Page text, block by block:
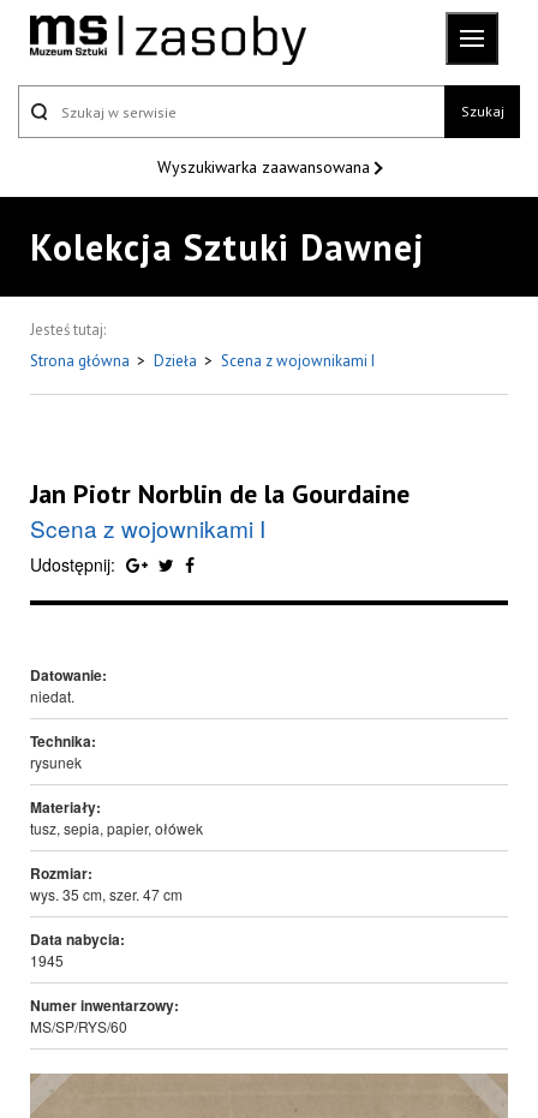
Szukaj
Wyszukiwarka zaawansowana
Kolekcja Sztuki Dawnej
Jesteś tutaj:
Strona główna > Dzieła > Scena z wojownikami I
Jan Piotr Norblin de la Gourdaine
Scena z wojownikami I
Udostępnij:
Datowanie:
niedat.
Technika:
rysunek
Materiały:
tusz, sepia, papier, ołówek
Rozmiar:
wys. 35 cm, szer. 47 cm
Data nabycia:
1945
Numer inwentarzowy:
MS/SP/RYS/60